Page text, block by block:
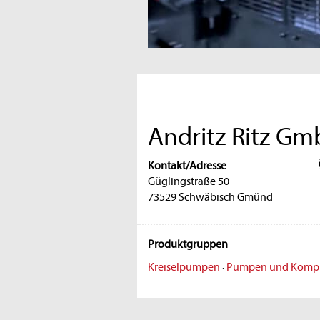
Andritz Ritz
Kontakt/Adresse
Güglingstraße 50
73529 Schwäbisch Gmünd
Produktgruppen
Kreiselpumpen · Pumpen und